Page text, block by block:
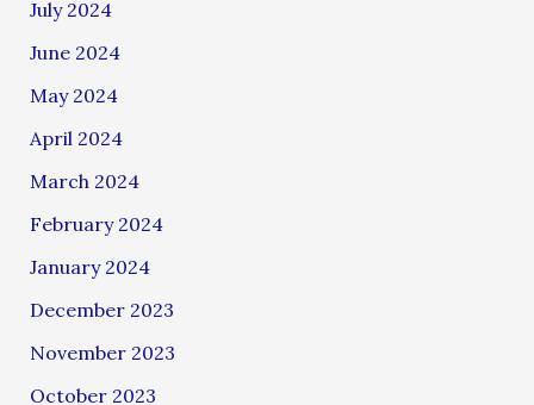
July 2024
June 2024
May 2024
April 2024
March 2024
February 2024
January 2024
December 2023
November 2023
October 2023